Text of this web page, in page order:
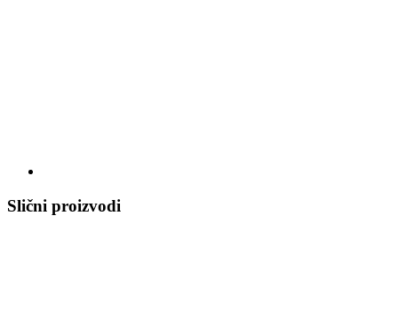
Slični proizvodi